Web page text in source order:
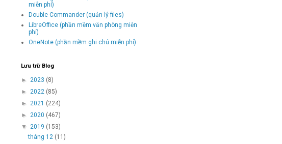
miễn phí)
Double Commander (quản lý files)
LibreOffice (phần mềm văn phòng miễn
phí)
OneNote (phần mềm ghi chú miễn phí)
Lưu trữ Blog
► 2023 (8)
► 2022 (85)
► 2021 (224)
► 2020 (467)
▼ 2019 (153)
tháng 12 (11)